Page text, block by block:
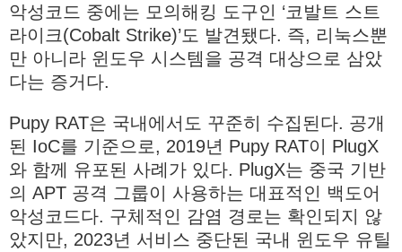
악성코드 중에는 모의해킹 도구인 ‘코발트 스트
라이크(Cobalt Strike)’도 발견됐다. 즉, 리눅스뿐
만 아니라 윈도우 시스템을 공격 대상으로 삼았
다는 증거다.
Pupy RAT은 국내에서도 꾸준히 수집된다. 공개
된 IoC를 기준으로, 2019년 Pupy RAT이 PlugX
와 함께 유포된 사례가 있다. PlugX는 중국 기반
의 APT 공격 그룹이 사용하는 대표적인 백도어
악성코드다. 구체적인 감염 경로는 확인되지 않
았지만, 2023년 서비스 중단된 국내 윈도우 유틸